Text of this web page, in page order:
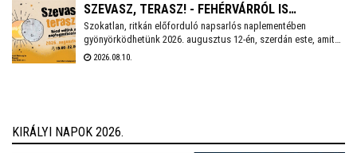
SZEVASZ, TERASZ! - FEHÉRVÁRRÓL IS
MEGFIGYELHETŐ LESZ A RÉSZLEGES
NAPFOGYATKOZÁS
Szokatlan, ritkán előforduló napsarlós naplementében
gyönyörködhetünk 2026. augusztus 12-én, szerdán este, amit
sötétedés után a Perseida meteorraj csillaghullása követ majd.
2026.08.10.
KIRÁLYI NAPOK 2026.